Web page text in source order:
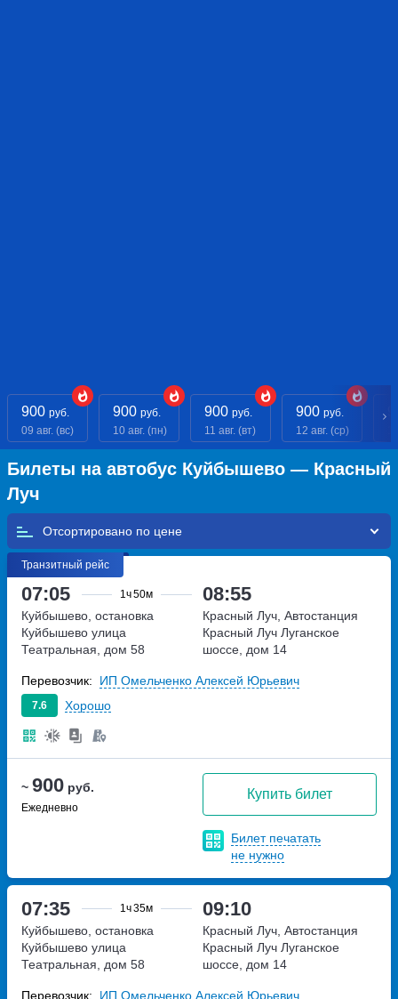
900 руб.
09 авг. (вс)
900 руб.
10 авг. (пн)
900 руб.
11 авг. (вт)
900 руб.
12 авг. (ср)
Билеты на автобус Куйбышево — Красный
Луч
Отсортировано по
Транзитный рейс
07:05 1ч50м 08:55
~ 900 руб.
Ежедневно
Купить билет
Билет печатать
не нужно
Куйбышево, остановка
Куйбышево улица
Театральная, дом 58
Красный Луч, Автостанция
Красный Луч Луганское
шоссе, дом 14
7.6 Хорошо
Перевозчик: ИП Омельченко Алексей Юрьевич
07:35 1ч35м 09:10
Куйбышево, остановка
Куйбышево улица
Театральная, дом 58
Красный Луч, Автостанция
Красный Луч Луганское
шоссе, дом 14
Перевозчик: ИП Омельченко Алексей Юрьевич